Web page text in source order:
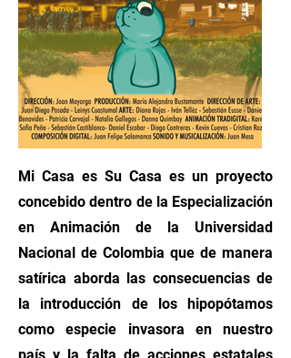
Mi Casa es Su Casa es un proyecto
concebido dentro de la Especialización
en Animación de la Universidad
Nacional de Colombia que de manera
satírica aborda las consecuencias de
la introducción de los hipopótamos
como especie invasora en nuestro